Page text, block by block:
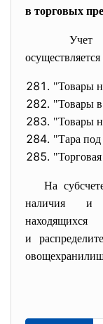
в торговых
Учет
"Товары
"Товары в
"Товары
"Тара
На
наличия и
и